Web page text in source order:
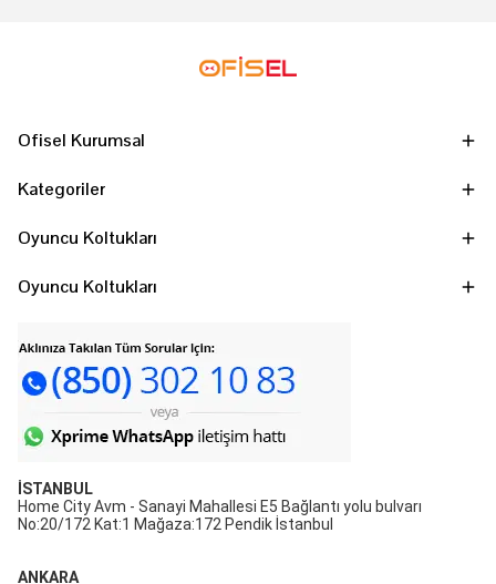
Ofisel Kurumsal
Kategoriler
Oyuncu Koltukları
Oyuncu Koltukları
İSTANBUL
Home City Avm - Sanayi Mahallesi E5 Bağlantı yolu bulvarı
No:20/172 Kat:1 Mağaza:172 Pendik İstanbul
ANKARA